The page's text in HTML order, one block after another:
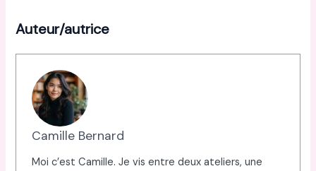
Auteur/autrice
Camille Bernard
Moi c’est Camille. Je vis entre deux ateliers, une